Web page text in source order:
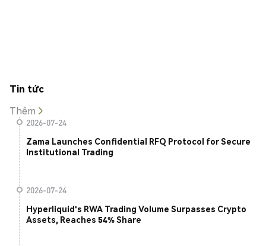
Tin tức
Thêm
2026-07-24
Zama Launches Confidential RFQ Protocol for Secure
Institutional Trading
2026-07-24
Hyperliquid's RWA Trading Volume Surpasses Crypto
Assets, Reaches 54% Share